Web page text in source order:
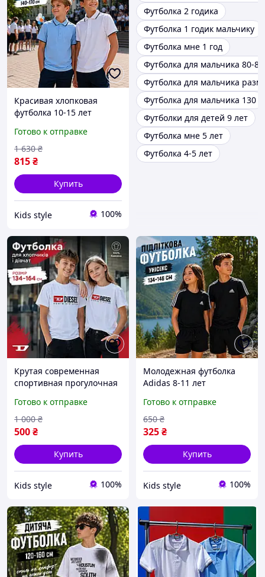
Красивая хлопковая
футболка 10-15 лет
мальчика подростка,
детские праздничные
футболки с воротником в
школу
Готово к отправке
815₴
1 630 ₴
Купить
Kids style 100%
Футболка 2 годика
Футболка 1 годик мальчику
Футболка мне 1 год
Футболка для мальчика 80-86
Футболка для мальчика
Футболка для мальчика 130
Футболки для детей 9 лет
Футболка мне 5 лет
Футболка 4-5 лет
Крутая современная
спортивная прогулочная
15 16 лет с принтом
Diesel, детские футболки
унисекс на лето
Готово к отправке
500₴
1 000 ₴
Купить
Kids style 100%
Молодежная футболка
Adidas 8-11 лет
девочку, детские
подростковые черные
футболки Адидас юниор
унисекс
Готово к отправке
325₴
650 ₴
Купить
Kids style 100%